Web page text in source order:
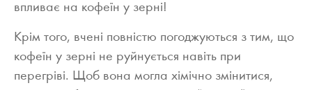
впливає на кофеїн у зерні!
Крім того, вчені повністю погоджуються з тим, що
кофеїн у зерні не руйнується навіть при
перегріві. Щоб вона могла хімічно змінитися,